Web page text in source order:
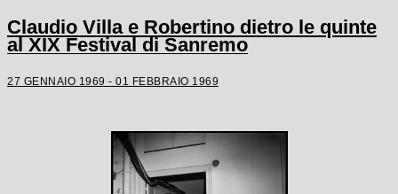
Claudio Villa e Robertino dietro le quinte
al XIX Festival di Sanremo
27 GENNAIO 1969 - 01 FEBBRAIO 1969